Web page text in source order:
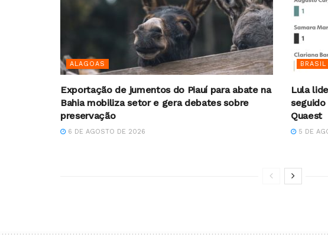
ALAGOAS
Exportação de jumentos do Piauí para abate na
Bahia mobiliza setor e gera debates sobre
preservação
6 DE AGOSTO DE 2026
BRASIL
Lula
Quaest
5 DE